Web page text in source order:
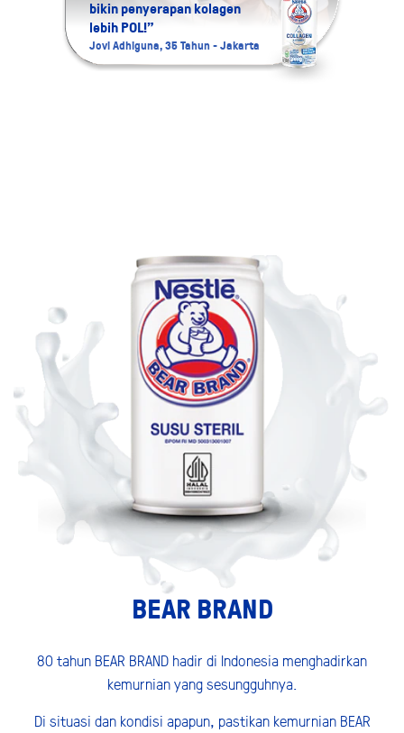
bikin penyerapan kolagen
lebih POL!”
Jovi Adhiguna, 35 Tahun - Jakarta
BEAR BRAND
80 tahun BEAR BRAND hadir di Indonesia menghadirkan
kemurnian yang sesungguhnya.
Di situasi dan kondisi apapun, pastikan kemurnian BEAR